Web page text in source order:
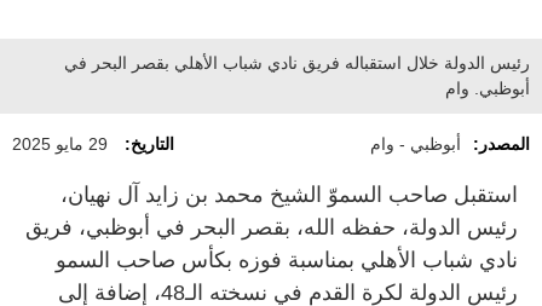
رئيس الدولة خلال استقباله فريق نادي شباب الأهلي بقصر البحر في
أبوظبي. وام
المصدر: أبوظبي - وام التاريخ: 29 مايو 2025
استقبل صاحب السموّ الشيخ محمد بن زايد آل نهيان،
رئيس الدولة، حفظه الله، بقصر البحر في أبوظبي، فريق
نادي شباب الأهلي بمناسبة فوزه بكأس صاحب السمو
رئيس الدولة لكرة القدم في نسخته الـ48، إضافة إلى